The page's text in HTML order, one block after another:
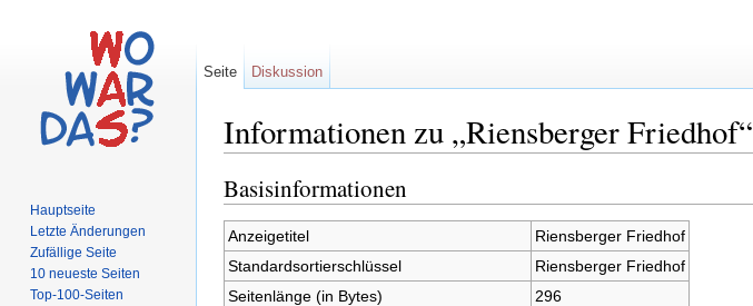
Informationen zu „Riensberger Friedhof“
Basisinformationen
Anzeigetitel
Riensberger Friedhof
Standardsortierschlüssel
Riensberger Friedhof
Seitenlänge (in Bytes)
296
Seite Diskussion
Hauptseite
Letzte Änderungen
Zufällige Seite
10 neueste Seiten
Top-100-Seiten